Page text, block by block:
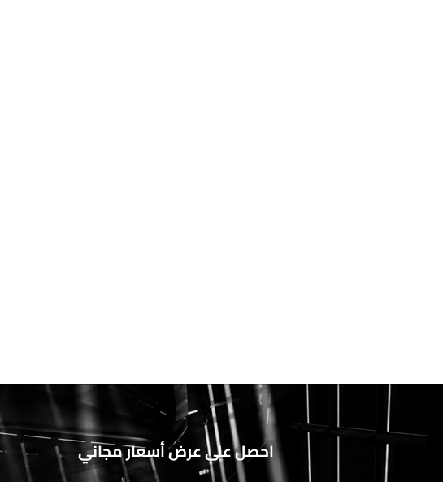
احصل على عرض أسعار مجاني